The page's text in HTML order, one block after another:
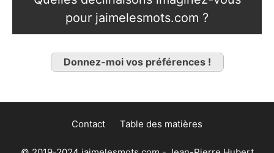
pour jaimelesmots.com ?
Donnez-moi vos préférences !
Contact Table des matières